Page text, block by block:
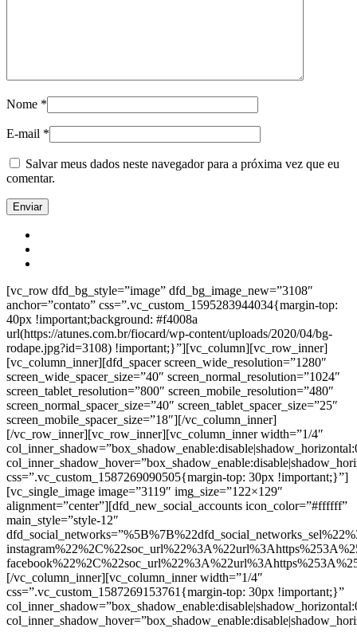
Nome *
E-mail *
Salvar meus dados neste navegador para a próxima vez que eu
comentar.
[vc_row dfd_bg_style=”image” dfd_bg_image_new=”3108″
anchor=”contato” css=”.vc_custom_1595283944034{margin-top:
40px !important;background: #f4008a
url(https://atunes.com.br/fiocard/wp-content/uploads/2020/04/bg-
rodape.jpg?id=3108) !important;}”][vc_column][vc_row_inner]
[vc_column_inner][dfd_spacer screen_wide_resolution=”1280″
screen_wide_spacer_size=”40″ screen_normal_resolution=”1024″
screen_tablet_resolution=”800″ screen_mobile_resolution=”480″
screen_normal_spacer_size=”40″ screen_tablet_spacer_size=”25″
screen_mobile_spacer_size=”18″][/vc_column_inner]
[/vc_row_inner][vc_row_inner][vc_column_inner width=”1/4″
css=”.vc_custom_1587269090505{margin-top: 30px !important;}”]
[vc_single_image image=”3119″ img_size=”122×129″
alignment=”center”][dfd_new_social_accounts icon_color=”#ffffff”
main_style=”style-12″
[/vc_column_inner][vc_column_inner width=”1/4″
css=”.vc_custom_1587269153761{margin-top: 30px !important;}”